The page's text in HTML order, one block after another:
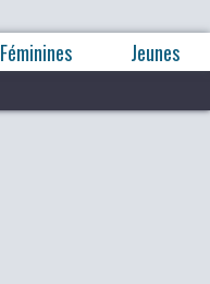
Féminines Jeunes